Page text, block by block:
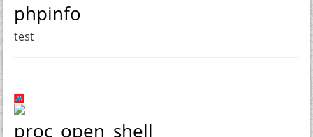
phpinfo
test
proc_open_shell